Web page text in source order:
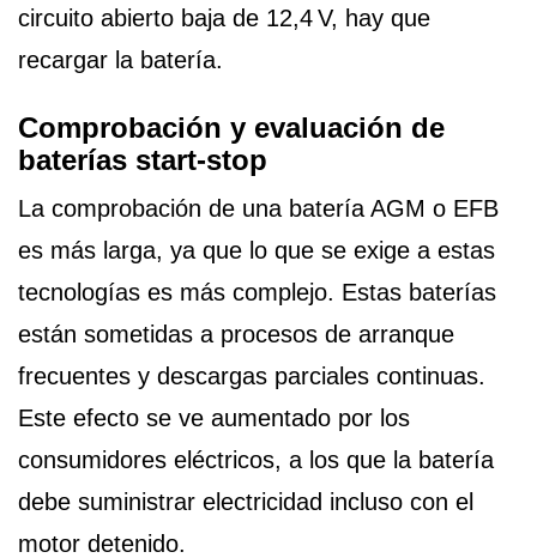
circuito abierto baja de 12,4 V, hay que
recargar la batería.
Comprobación y evaluación de
baterías start-stop
La comprobación de una batería AGM o EFB
es más larga, ya que lo que se exige a estas
tecnologías es más complejo. Estas baterías
están sometidas a procesos de arranque
frecuentes y descargas parciales continuas.
Este efecto se ve aumentado por los
consumidores eléctricos, a los que la batería
debe suministrar electricidad incluso con el
motor detenido.